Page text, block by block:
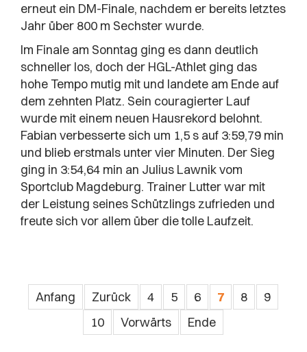
erneut ein DM-Finale, nachdem er bereits letztes
Jahr über 800 m Sechster wurde.
Im Finale am Sonntag ging es dann deutlich
schneller los, doch der HGL-Athlet ging das
hohe Tempo mutig mit und landete am Ende auf
dem zehnten Platz. Sein couragierter Lauf
wurde mit einem neuen Hausrekord belohnt.
Fabian verbesserte sich um 1,5 s auf 3:59,79 min
und blieb erstmals unter vier Minuten. Der Sieg
ging in 3:54,64 min an Julius Lawnik vom
Sportclub Magdeburg. Trainer Lutter war mit
der Leistung seines Schützlings zufrieden und
freute sich vor allem über die tolle Laufzeit.
Anfang Zurück 4 5 6 7 8
9
10
Vorwärts Ende